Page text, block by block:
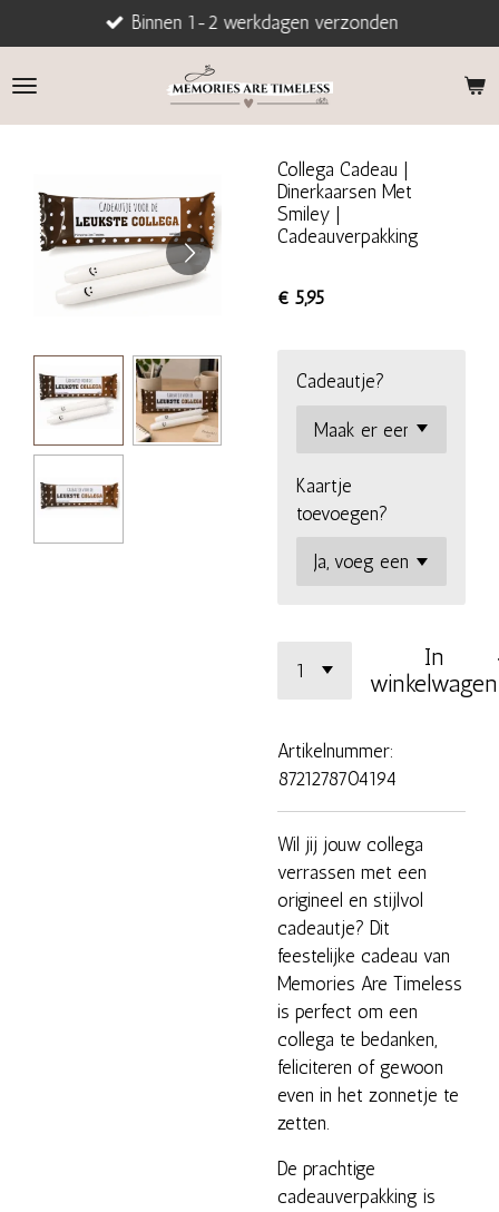
direct
naar
Binnen 1-2 werkdagen verzonden
Collega Cadeau |
Dinerkaarsen Met
Smiley |
Cadeauverpakking
€ 5,95
Cadeautje?
Kaartje
toevoegen?
In
winkelwagen
Artikelnummer:
8721278704194
Wil jij jouw collega
verrassen met een
origineel en stijlvol
cadeautje? Dit
feestelijke cadeau van
Memories Are Timeless
is perfect om een
collega te bedanken,
feliciteren of gewoon
even in het zonnetje te
zetten.
De prachtige
cadeauverpakking is